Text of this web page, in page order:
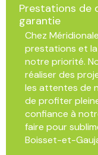
Prestations de
garantie
Chez
prestations et
notre priorité.
réaliser des
les attentes de
de profiter
confiance à
faire pour
Boisset-et-